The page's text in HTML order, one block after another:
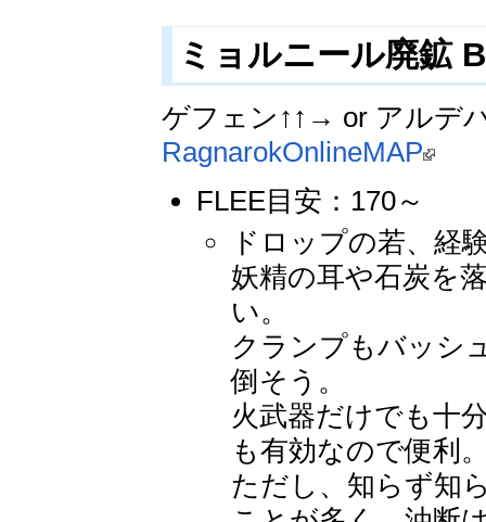
ミョルニール廃鉱
ゲフェン↑↑→ or アルデ
RagnarokOnlineMAP
FLEE目安：170～
ドロップの若、経
妖精の耳や石炭を
い。
クランプもバッシ
倒そう。
火武器だけでも十
も有効なので便利
ただし、知らず知